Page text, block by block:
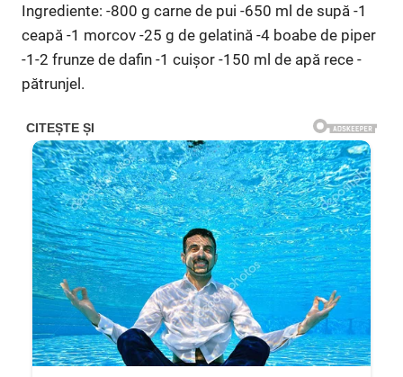
Ingrediente: -800 g carne de pui -650 ml de supă -1
ceapă -1 morcov -25 g de gelatină -4 boabe de piper
-1-2 frunze de dafin -1 cuișor -150 ml de apă rece -
pătrunjel.